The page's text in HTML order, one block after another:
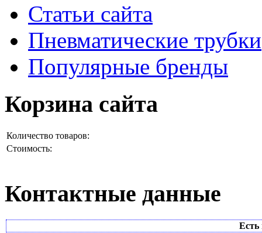
Статьи сайта
Пневматические трубки
Популярные бренды
Корзина сайта
Количество товаров:
Стоимость:
Контактные данные
Есть